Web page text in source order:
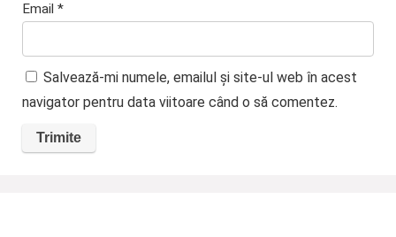
Email *
Salvează-mi numele, emailul și site-ul web în acest
navigator pentru data viitoare când o să comentez.